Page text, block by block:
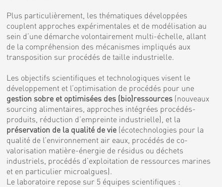
Plus particulièrement, les thématiques développées
couplent approches expérimentales et de modélisation au
sein d’une démarche volontairement multi-échelle, allant
de la compréhension des mécanismes impliqués aux
transposition sur procédés de taille industrielle.
Les objectifs scientifiques et technologiques visent le
développement et l’optimisation de procédés pour une
gestion sobre et optimisées des (bio)ressources (nouveaux
sourcing alimentaires, approches intégrées procédés-
produits, réduction d’empreinte industrielle), et la
préservation de la qualité de vie (écotechnologies pour la
qualité de l’environnement air eaux, procédés de co-
valorisation matière-énergie de résidus ou déchets
industriels, procédés d’exploitation de ressources marines
et en particulier microalgues).
Le laboratoire repose sur 5 équipes scientifiques :